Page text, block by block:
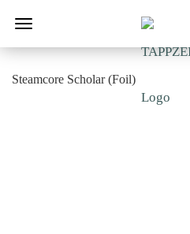
Steamcore Scholar (Foil)